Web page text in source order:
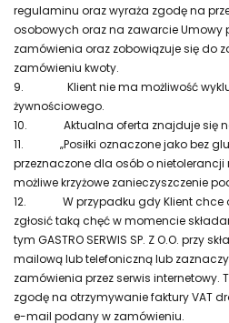
regulaminu oraz wyraża zgodę na
osobowych oraz na zawarcie Umowy
zamówienia oraz zobowiązuje się do
zamówieniu kwoty.
9.
Klient nie ma możliwość
żywnościowego.
10.
Aktualna oferta znajduje się
11.
„Posiłki oznaczone jako bez
przeznaczone dla osób o
możliwe krzyżowe zanieczyszczenie
12.
W przypadku gdy Klient chce
zgłosić taką chęć w momencie
tym GASTRO SERWIS SP. Z O.O. przy
mailową lub telefoniczną lub
zamówienia przez serwis internetowy.
zgodę na otrzymywanie faktury VAT
e-mail podany w zamówieniu.